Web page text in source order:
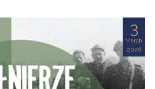
3
March
2026